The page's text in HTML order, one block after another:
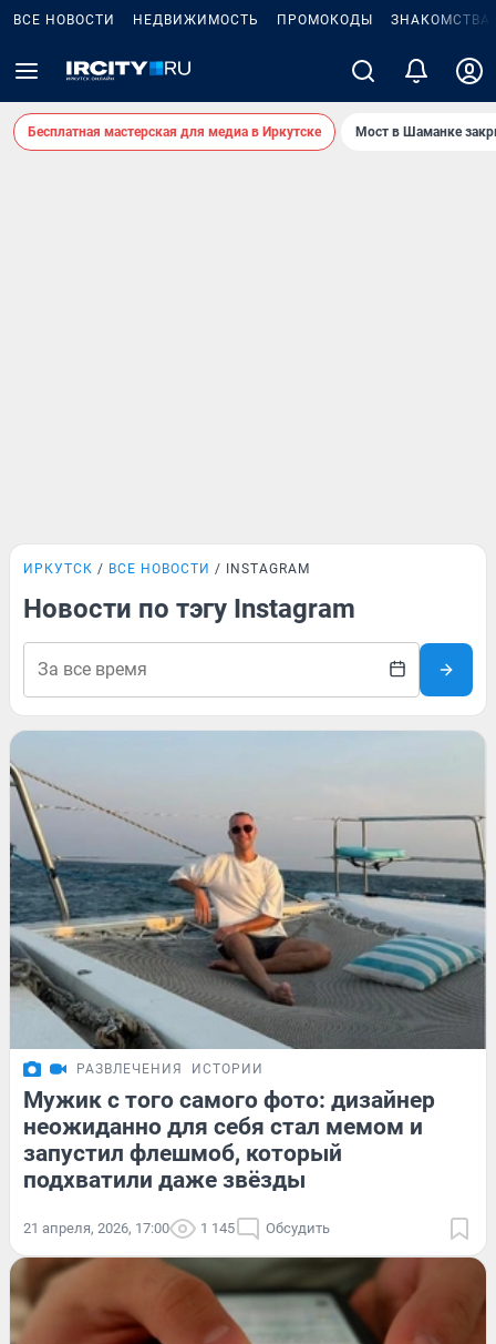
ВСЕ НОВОСТИ НЕДВИЖИМОСТЬ ПРОМОКОДЫ ЗНАКОМСТВА
Бесплатная мастерская для медиа в Иркутске Мост в Шаманке
ИРКУТСК ВСЕ НОВОСТИ INSTAGRAM
Новости по тэгу Instagram
РАЗВЛЕЧЕНИЯ ИСТОРИИ
Мужик с того самого фото: дизайнер
неожиданно для себя стал мемом и
запустил флешмоб, который
подхватили даже звёзды
21 апреля, 2026, 17:00 1 145 Обсудить